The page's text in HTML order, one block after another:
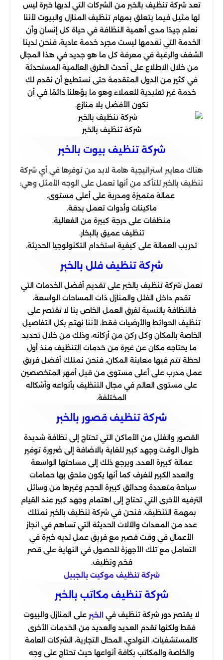
تعد شركة تنظيف بالخبر من الشركات التي لديها خبرة ليس
لها مثيل فيما يتعلق بمهام تنظيف المنازل والبيوت لأننا
نعلم جيدًا مدى أهمية النظافة في حياة كل إنسان وأن
الخدمة التي نقدمها ليست مجرد خدمة عادية، فنحن لدينا
الشغف والرغبة في معرفة كل ما هو جديد في هذا المجال
من خلال الاطلاع على أحدث الطرق العالمية المستحدثة
في كثير من الدول المتقدمة حتى نستطيع أن نقدم لك
خدمة غير تقليدية للعملاء وهو ما يؤهلنا دائمًا في أن
نكون الأفضل بلا منازع.
شركة تنظيف بالخبر
شركة تنظیف بیوت بالخبر
هناك معايير استراتيجية هامة لابد من توفرها في أي شركة
تنظيف بالخبر للتأكد من أنها تعمل على الوجه الأمثل وهي:
عمالة متميزة ومدربة على أعلى مستوى.
ماكينات وأدوات تعمل بدقة.
منظفات على درجة كبيرة من الفعالية.
تنظيف عميق بالبخار.
تدريب العمالة على كيفية استخدام التكنولوجيا الحديثة.
شركة تنظیف فلل بالخبر
تعمل شركة تنظيف بالخبر على تقديم أفضل الخدمات التي
تقدم داخل الفلل والمنازل ذات المساحات الواسعة،
فالنظافة بالنسبة لفرق العمل الخاص بنا لا تقتصر على
تنظيف الحوائط والأرضيات فقط، لأننا نهتم بكل التفاصيل
الخاصة بالمكان وكل ركن من أركانه، وذلك من خلال تحديد
ما يحتاجه مكان عن غيرة من خدمات التنظيف منذ أول
لحظة تتم فيها معاينة المكان، فنحن نمتلك أفضل فريق
عمل مدرب على أعلى مستوى من قبل أمهر المتخصصين
على مستوى العالم في مجال التنظيف بأنواعه وأشكاله
المختلفة.
شركة تنظیف قصور بالخبر
القصور والفلل من الأماكن التي تحتاج إلى نظافة شديدة
طوال الوقت وجهد كبير للغاية بالاضافة إلى ضرورة توفير
عمالة كبيرة العدد، ويرجع ذلك إلى مساحتها الواسعة
والعدد الكبير للغرف كما أنها يكون ملحق بها حمامات
سباحة متعددة وحدائق كبيرة الحجم وغيرها من وسائل
الترفيه الأخرى التي تحتاج إلى اهتمام وجهد كبير عند القيام
بمهمة التنظيف، فنحن في شركة تنظيف بالخبر نمتلك
عدد من المعدات والآلات الحديثة التي تساهم في انجاز
الأعمال في وقت قصير مع فريق عمل لديه خبرة في
التعامل مع تلك الأجهزة للحصول في النهاية على قصر
فخم ونظيف.
شركة تنظيف موكيت بالجبيل
شركة تنظیف مكاتب بالخبر
لا يقتصر دور شركة تنظيف في الخبر على المنازل والبيوت
فقط ولكنها تقدم العديد والعديد من الخدمات الأخرى
كالمستشفيات، النوادي، المحال التجارية، الشركات العامة
والخاصة والمكاتب بكافة أنواعها حيث تحتاج على وجه